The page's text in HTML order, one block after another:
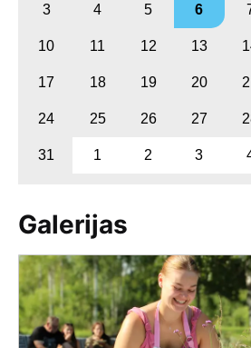
3 4 5 6
10 11 12 13
17 18 19 20
24 25 26 27
31 1 2 3
Galerijas